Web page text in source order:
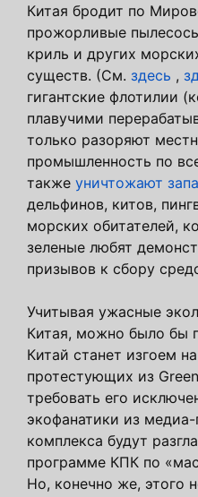
Китая бродит по
прожорливые
криль и других
существ. (См. здесь ,
гигантские флотилии
плавучими
только разоряют
промышленность по
также уничтожают
дельфинов, китов,
морских обитателей,
зеленые любят
призывов к сбору
Учитывая ужасные
Китая, можно было бы
Китай станет изгоем
протестующих из
требовать его
экофанатики из
комплекса будут
программе КПК по
Но, конечно же, этого